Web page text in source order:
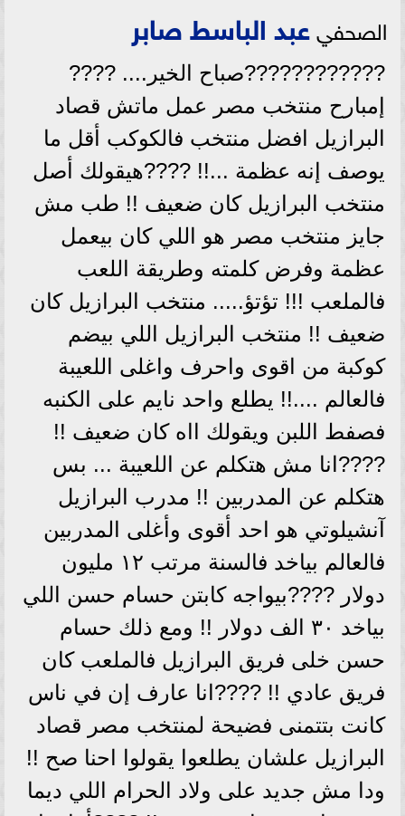
الصحفيعبد الباسط صابر
????????????صباح الخير.... ????
إمبارح منتخب مصر عمل ماتش قصاد
البرازيل افضل منتخب فالكوكب أقل ما
يوصف إنه عظمة ...!! ????هيقولك أصل
منتخب البرازيل كان ضعيف !! طب مش
جايز منتخب مصر هو اللي كان بيعمل
عظمة وفرض كلمته وطريقة اللعب
فالملعب !!! تؤتؤ..... منتخب البرازيل كان
ضعيف !! منتخب البرازيل اللي بيضم
كوكبة من اقوى واحرف واغلى اللعيبة
فالعالم ....!! يطلع واحد نايم على الكنبه
فصفط اللبن ويقولك ااه كان ضعيف !!
????انا مش هتكلم عن اللعيبة ... بس
هتكلم عن المدربين !! مدرب البرازيل
آنشيلوتي هو احد أقوى وأغلى المدربين
فالعالم بياخد فالسنة مرتب ١٢ مليون
دولار ????بيواجه كابتن حسام حسن اللي
بياخد ٣٠ الف دولار !! ومع ذلك حسام
حسن خلى فريق البرازيل فالملعب كان
فريق عادي !! ????انا عارف إن في ناس
كانت بتتمنى فضيحة لمنتخب مصر قصاد
البرازيل علشان يطلعوا يقولوا احنا صح !!
ودا مش جديد على ولاد الحرام اللي ديما